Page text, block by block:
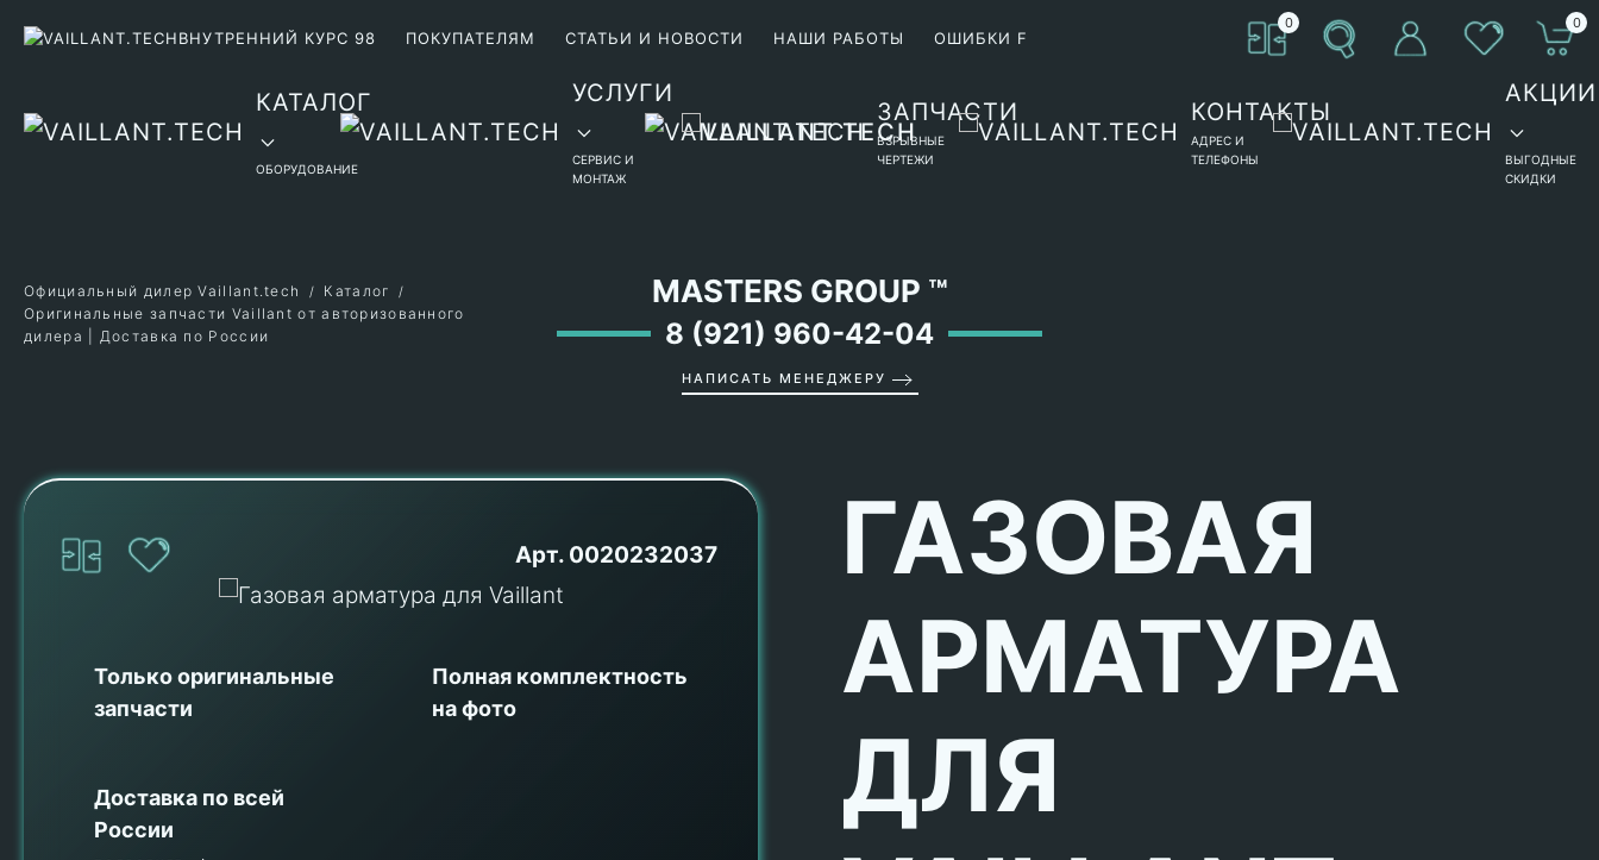
ВНУТРЕННИЙ КУРС 98 ПОКУПАТЕЛЯМ СТАТЬИ И НОВОСТИ НАШИ РАБОТЫ ОШИБКИ F
0 0
КАТАЛОГ
ОБОРУДОВАНИЕ
УСЛУГИ
СЕРВИС И
МОНТАЖ
ЗАПЧАСТИ
ВЗРЫВНЫЕ
ЧЕРТЕЖИ
КОНТАКТЫ
АДРЕС И
ТЕЛЕФОНЫ
АКЦИИ
ВЫГОДНЫЕ
СКИДКИ
MASTERS GROUP ™
8 (921) 960-42-04
НАПИСАТЬ МЕНЕДЖЕРУ
Официальный дилер Vaillant.tech
Каталог
Оригинальные запчасти Vaillant от авторизованного
дилера | Доставка по России
Арт. 0020232037
Только оригинальные
запчасти
Полная комплектность
на фото
Доставка по всей
России
ГАЗОВАЯ
АРМАТУРА
ДЛЯ